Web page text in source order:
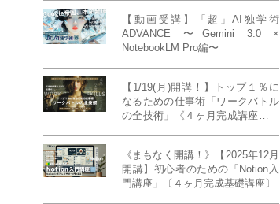
【動画受講】「超」AI独学術
ADVANCE 〜Gemini 3.0 ×
NotebookLM Pro編〜
【1/19(月)開講！】トップ１％に
なるための仕事術「ワークバトル
の全技術」《４ヶ月完成講座》ー
《まもなく開講！》【2025年12月
開講】初心者のための「Notion入
門講座」〔４ヶ月完成基礎講座〕